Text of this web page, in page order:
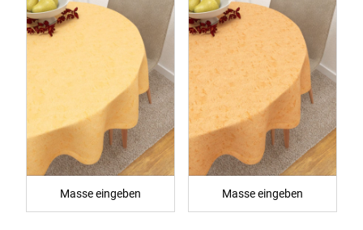
Masse eingeben Masse eingeben